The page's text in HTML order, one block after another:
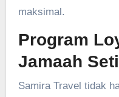
maksimal.
Program
Jamaah
Samira Travel tidak